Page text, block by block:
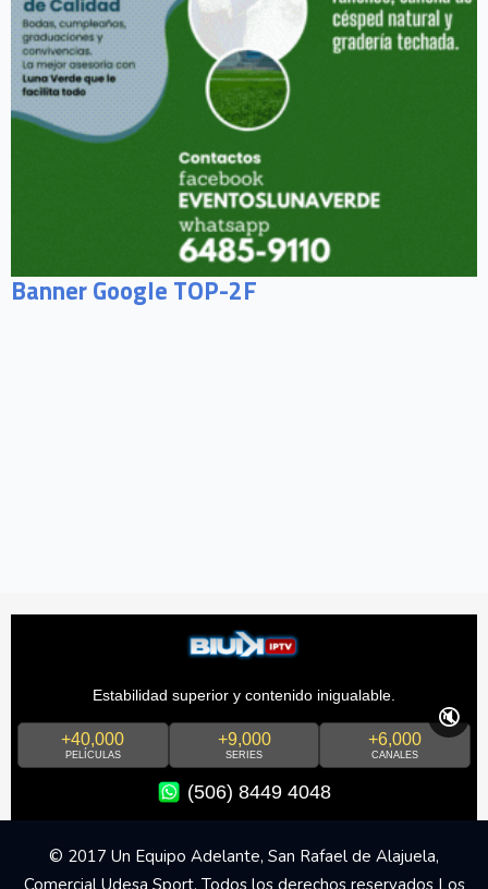
Banner Google TOP-2F
Estabilidad superior y contenido inigualable.
+40,000
PELÍCULAS
+9,000
SERIES
+6,000
CANALES
(506) 8449 4048
🔇
© 2017 Un Equipo Adelante, San Rafael de Alajuela,
Comercial Udesa Sport. Todos los derechos reservados Los